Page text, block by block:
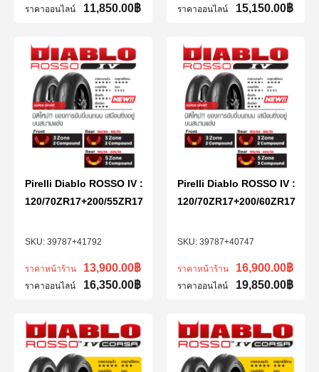
ราคาออนไลน์ 11,850.00฿ ราคาออนไลน์ 15,150.00฿
39787+41792
Pirelli Diablo ROSSO IV :
120/70ZR17+200/55ZR17
ราคาหน้าร้าน 13,900.00฿
ราคาออนไลน์ 16,350.00฿
39787+40747
Pirelli Diablo ROSSO IV :
120/70ZR17+200/60ZR17
ราคาหน้าร้าน 16,900.00฿
ราคาออนไลน์ 19,850.00฿